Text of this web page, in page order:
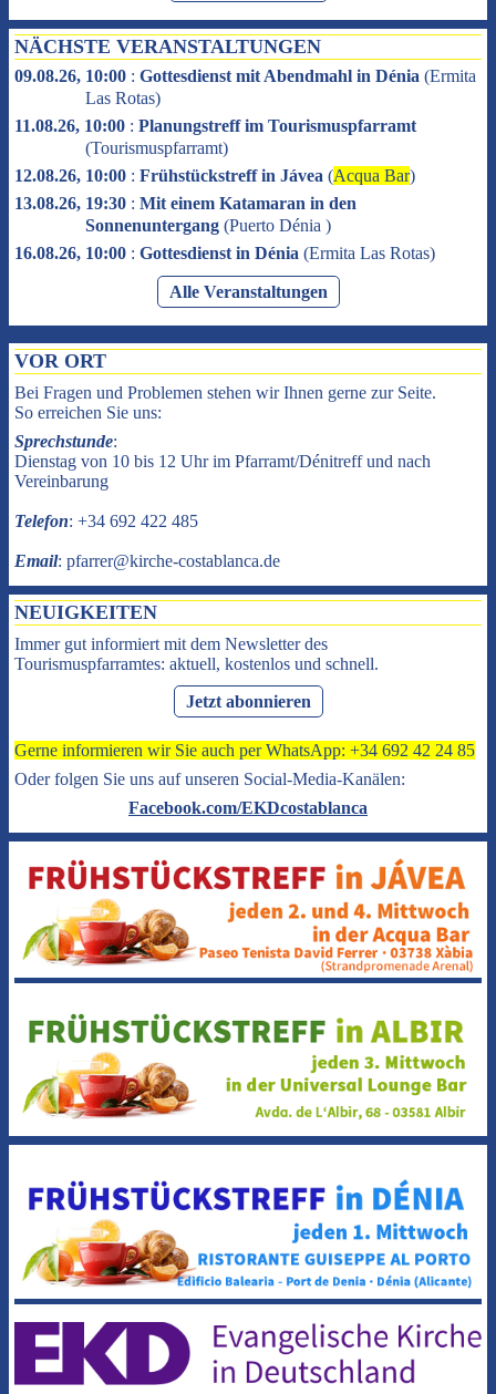
NÄCHSTE VERANSTALTUNGEN
09.08.26, 10:00 : Gottesdienst mit Abendmahl in Dénia (Ermita
Las Rotas)
11.08.26, 10:00 : Planungstreff im Tourismuspfarramt
(Tourismuspfarramt)
12.08.26, 10:00 : Frühstückstreff in Jávea (Acqua Bar)
13.08.26, 19:30 : Mit einem Katamaran in den
Sonnenuntergang (Puerto Dénia )
16.08.26, 10:00 : Gottesdienst in Dénia (Ermita Las Rotas)
Alle Veranstaltungen
VOR ORT
Bei Fragen und Problemen stehen wir Ihnen gerne zur Seite.
So erreichen Sie uns:
Sprechstunde:
Dienstag von 10 bis 12 Uhr im Pfarramt/Dénitreff und nach
Vereinbarung
Telefon: +34 692 422 485
Email: pfarrer@kirche-costablanca.de
NEUIGKEITEN
Immer gut informiert mit dem Newsletter des
Tourismuspfarramtes: aktuell, kostenlos und schnell.
Jetzt abonnieren
Gerne informieren wir Sie auch per WhatsApp: +34 692 42 24 85
Oder folgen Sie uns auf unseren Social-Media-Kanälen:
Facebook.com/EKDcostablanca